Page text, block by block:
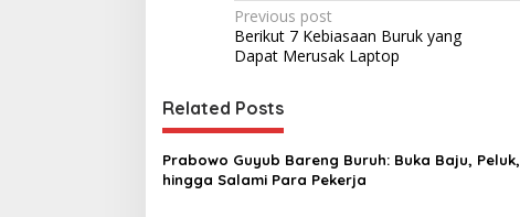
P
o
t
n
a
Previous post
Berikut 7 Kebiasaan Buruk yang
Dapat Merusak Laptop
Related Posts
Prabowo Guyub Bareng Buruh: Buka Baju, Peluk,
hingga Salami Para Pekerja